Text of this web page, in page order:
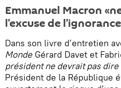
Emmanuel Macron
l’excuse de
Dans son livre d’entretien
MondeGérard Davet et
président ne devrait pas dire
Président de la République